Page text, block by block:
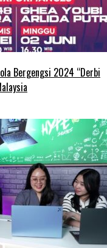
Bergengsi 2024 “Derbi